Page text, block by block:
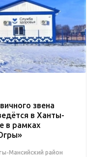
звена
в Ханты-
в рамках
Мансийский район